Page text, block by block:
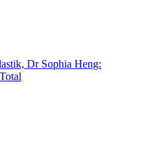
Dr Sophia Heng: